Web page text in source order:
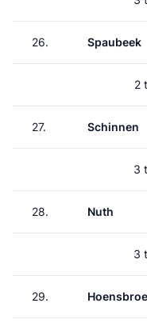
26. Spaubeek
2
27. Schinnen
3
28. Nuth
3
29.